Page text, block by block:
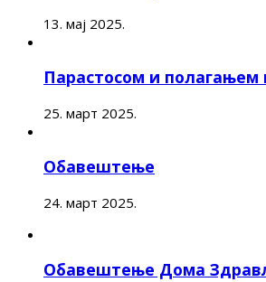
13. мај 2025.
Парастосом и
25. март 2025.
Обавештење
24. март 2025.
Обавештење Дома